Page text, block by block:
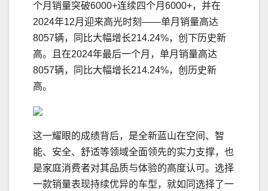
个月销量突破6000+连续四个月6000+，并在
2024年12月迎来高光时刻——单月销量高达
8057辆，同比大幅增长214.24%，创下历史新
高。且在2024年最后一个月，单月销量高达
8057辆，同比大幅增长214.24%，创历史新
高。
这一耀眼的成绩背后，是全新蓝山在空间、智
能、安全、舒适等领域全面领先的实力支撑，也
是家庭消费者对其品质与体验的高度认可。选择
一款销量表现持续优异的车型，就如同选择了一